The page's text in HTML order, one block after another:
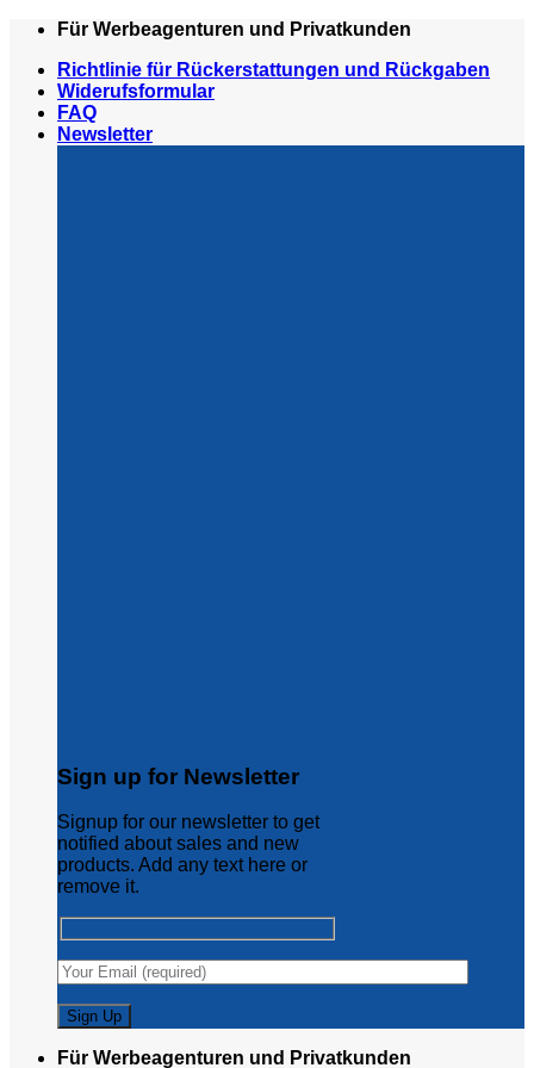
Zum
springen
Für Werbeagenturen und Privatkunden
Richtlinie für Rückerstattungen und Rückgaben
Widerufsformular
FAQ
Newsletter
Sign up for Newsletter
Signup for our newsletter to get
notified about sales and new
products. Add any text here or
remove it.
Für Werbeagenturen und Privatkunden